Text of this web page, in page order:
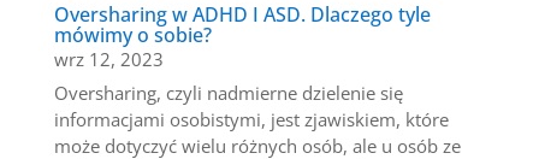
Oversharing w ADHD I ASD. Dlaczego tyle
mówimy o sobie?
wrz 12, 2023
Oversharing, czyli nadmierne dzielenie się
informacjami osobistymi, jest zjawiskiem, które
może dotyczyć wielu różnych osób, ale u osób ze